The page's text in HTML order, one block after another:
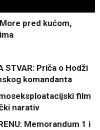
More pred kućom,
STVAR: Priča o Hodži
komandanta
film
narativ
Memorandum 1 i